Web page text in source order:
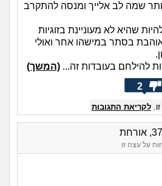
שמה לב אלייך ומנסה להתקרב
שהיא לא מעוניינת בזוגיות
בסתר במישהו אחר ואולי
להילחם בעובדות זה... (המשך)
2
לקריאת התגובות
על עצה זו